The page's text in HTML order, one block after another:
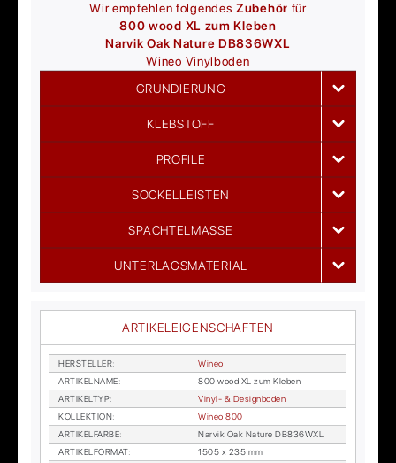
Wir empfehlen folgendesZubehör für
800 wood XL zum Kleben
Narvik Oak Nature DB836WXL
Wineo Vinylboden
GRUNDIERUNG
KLEBSTOFF
PROFILE
SOCKELLEISTEN
SPACHTELMASSE
UNTERLAGSMATERIAL
ARTIKELEIGENSCHAFTEN
HER­STEL­LER:
Wi­neo
AR­TI­KEL­NA­ME:
800 wood XL zum Kle­ben
AR­TI­KEL­TYP:
Vi­nyl- & De­sign­bo­den
KOL­LEK­TI­ON:
Wi­neo 800
AR­TI­KEL­FAR­BE:
Nar­vik Oak Na­tu­re DB836WXL
AR­TI­KEL­FOR­MAT:
1505 x 235 mm